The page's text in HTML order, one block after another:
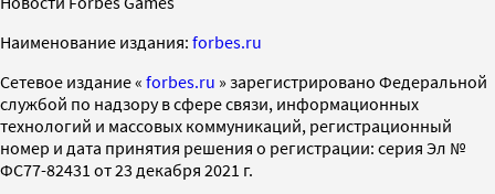
Наименование издания: forbes.ru
Cетевое издание « forbes.ru » зарегистрировано Федеральной
службой по надзору в сфере связи, информационных
технологий и массовых коммуникаций, регистрационный
номер и дата принятия решения о регистрации: серия Эл №
ФС77-82431 от 23 декабря 2021 г.